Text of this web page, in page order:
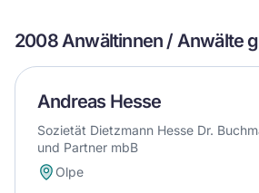
2008 Anwältinnen / Anwälte
Andreas Hesse
Sozietät Dietzmann Hesse Dr.
und Partner mbB
Olpe